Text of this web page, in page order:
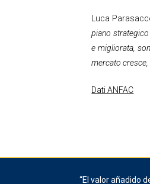
Luca
piano
e migliorata,
mercato
Dati ANFAC
“El valor añadido